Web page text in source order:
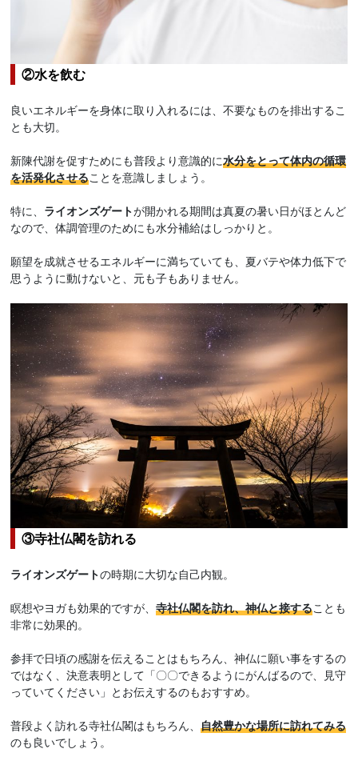
②水を飲む
良いエネルギーを身体に取り入れるには、不要なものを排出するこ
とも大切。
新陳代謝を促すためにも普段より意識的に水分をとって体内の循環
を活発化させることを意識しましょう。
特に、 ライオンズゲートが開かれる期間は真夏の暑い日がほとんど
なので、体調管理のためにも水分補給はしっかりと。
願望を成就させるエネルギーに満ちていても、夏バテや体力低下で
思うように動けないと、元も子もありません。
③寺社仏閣を訪れる
ライオンズゲートの時期に大切な自己内観。
瞑想やヨガも効果的ですが、寺社仏閣を訪れ、神仏と接することも
非常に効果的。
参拝で日頃の感謝を伝えることはもちろん、神仏に願い事をするの
ではなく、決意表明として「〇〇できるようにがんばるので、見守
っていてください」とお伝えするのもおすすめ。
普段よく訪れる寺社仏閣はもちろん、自然豊かな場所に訪れてみる
のも良いでしょう。